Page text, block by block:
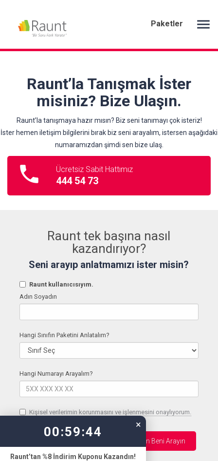
menu
Paketler
Raunt’la Tanışmak İster
misiniz? Bize Ulaşın.
Raunt’la tanışmaya hazır mısın? Biz seni tanımayı çok isteriz!
İster hemen iletişim bilgilerini bırak biz seni arayalım, istersen aşağıdaki
numaramızdan şimdi sen bize ulaş.
phone Ücretsiz Sabit Hattımız
444 54 73
Raunt tek başına nasıl
kazandırıyor?
Seni arayıp anlatmamızı ister misin?
Raunt kullanıcısıyım.
Adın Soyadın
Hangi Sınıfın Paketini Anlatalım?
Hangi Numarayı Arayalım?
Kişisel verilerimin korunmasını ve işlenmesini onaylıyorum.
Lütfen Beni Arayın
×
00:59:43
Raunt’tan %8 İndirim Kuponu Kazandın!